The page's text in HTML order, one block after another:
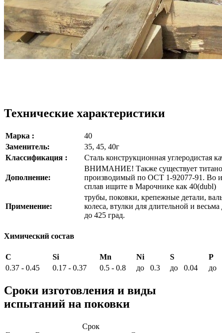
Технические характеристики
Марка :
40
Заменитель:
35, 45, 40г
Классификация :
Сталь конструкционная углеродистая
Дополнение:
ВНИМАНИЕ! Также существует
производимый по ОСТ 1-92077-91. Во
сплав ищите в Марочнике как 40(dubl)
Применение:
трубы, поковки, крепежные детали,
колеса, втулки для длительной и
до 425 град.
Химический состав
C Si Mn Ni S
P
0.37 - 0.45
0.17 - 0.37 0.5 - 0.8 до 0.3 до 0.04 до
Сроки изготовления и виды
испытаний на поковки
Срок